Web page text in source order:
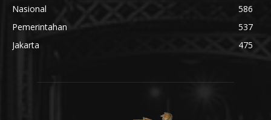
Nasional
586
Pemerintahan
537
Jakarta
475